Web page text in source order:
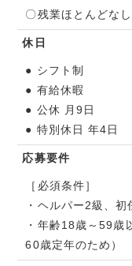
〇残業ほとんどなし
休日
● シフト制
● 有給休暇
● 公休 月9日
● 特別休日 年4日
応募要件
［必須条件］
・ヘルパー2級、
・年齢18歳～59歳
60歳定年のため）